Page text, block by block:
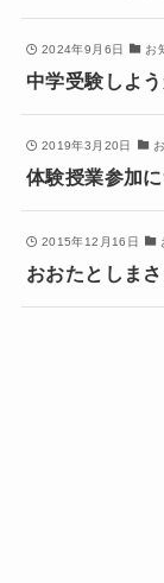
2024年9月6日 お
中学受験しよ
2019年3月20日
体験授業参加
2015年12月16日
おおたとしま